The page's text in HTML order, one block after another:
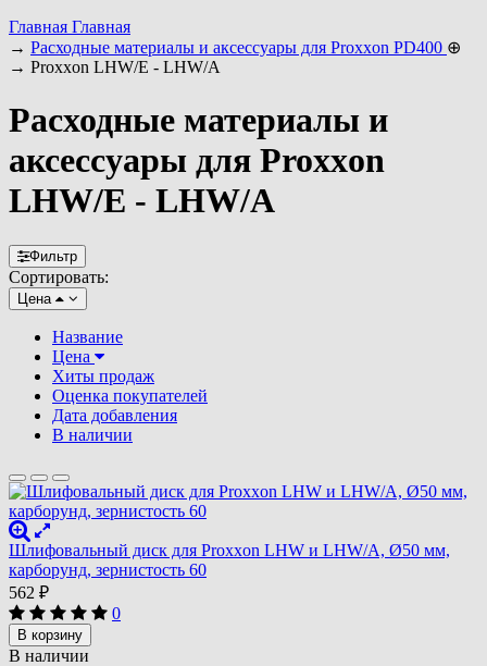
Главная Главная
→ Расходные материалы и аксессуары для Proxxon PD400 ⊕
→ Proxxon LHW/E - LHW/A
Расходные материалы и
аксессуары для Proxxon
LHW/E - LHW/A
Фильтр
Сортировать:
Цена
Название
Цена
Хиты продаж
Оценка покупателей
Дата добавления
В наличии
Шлифовальный диск для Proxxon LHW и LHW/A, Ø50 мм,
карборунд, зернистость 60
562 ₽
0
В корзину
В наличии